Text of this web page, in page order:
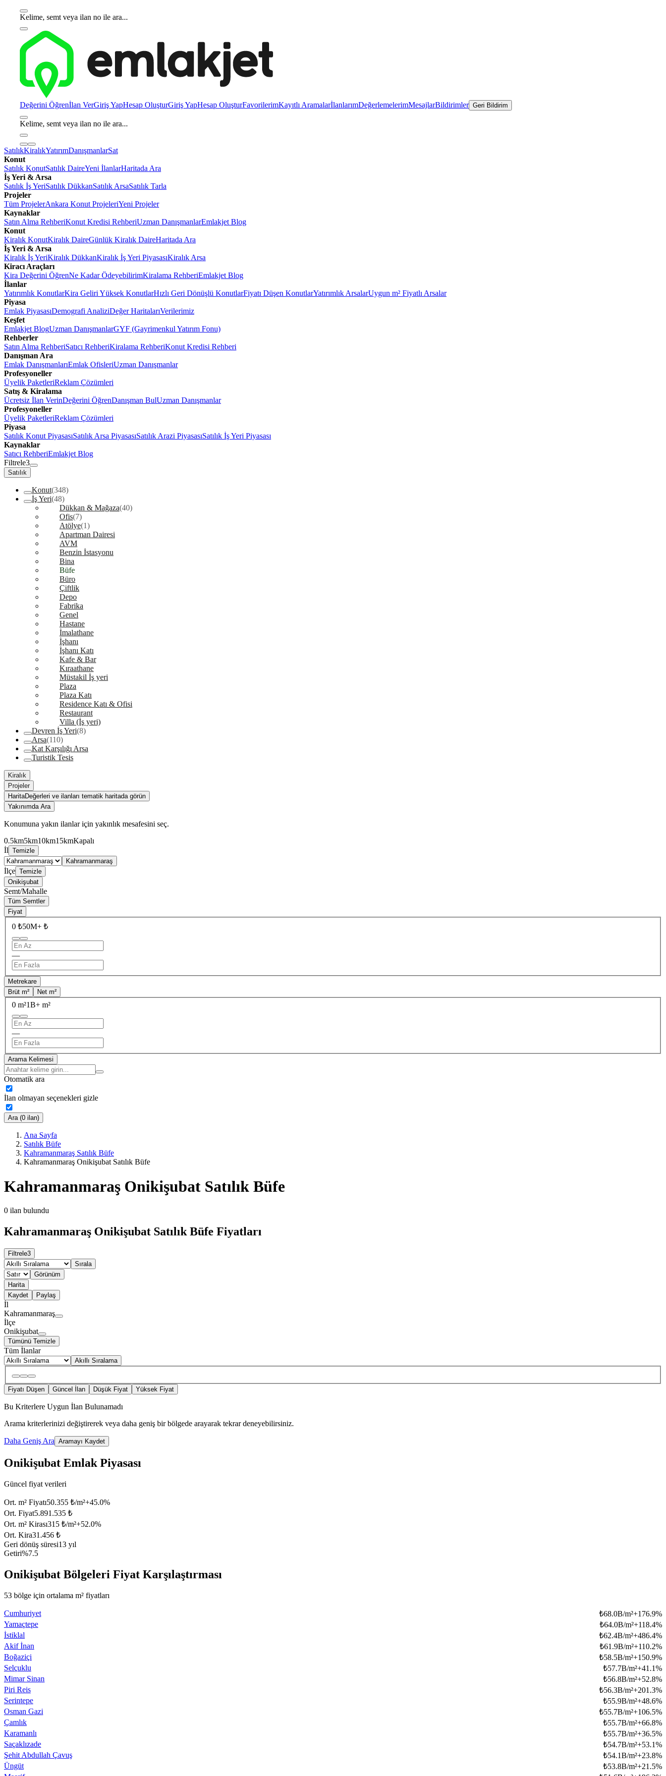
Kelime, semt veya ilan no ile ara...
Değerini Öğrenİlan VerGiriş YapHesap OluşturGiriş YapHesap OluşturFavorilerimKayıtlı AramalarİlanlarımDeğerlemelerimMesajlarBildirimler Geri Bildirim
Kelime, semt veya ilan no ile ara...
SatılıkKiralıkYatırımDanışmanlarSat
Konut
Satılık KonutSatılık DaireYeni İlanlarHaritada Ara
İş Yeri & Arsa
Satılık İş YeriSatılık DükkanSatılık ArsaSatılık Tarla
Projeler
Tüm ProjelerAnkara Konut ProjeleriYeni Projeler
Kaynaklar
Satın Alma RehberiKonut Kredisi RehberiUzman DanışmanlarEmlakjet Blog
Konut
Kiralık KonutKiralık DaireGünlük Kiralık DaireHaritada Ara
İş Yeri & Arsa
Kiralık İş YeriKiralık DükkanKiralık İş Yeri PiyasasıKiralık Arsa
Kiracı Araçları
Kira Değerini ÖğrenNe Kadar ÖdeyebilirimKiralama RehberiEmlakjet Blog
İlanlar
Yatırımlık KonutlarKira Geliri Yüksek KonutlarHızlı Geri Dönüşlü KonutlarFiyatı Düşen KonutlarYatırımlık ArsalarUygun m² Fiyatlı Arsalar
Piyasa
Emlak PiyasasıDemografi AnaliziDeğer HaritalarıVerilerimiz
Keşfet
Emlakjet BlogUzman DanışmanlarGYF (Gayrimenkul Yatırım Fonu)
Rehberler
Satın Alma RehberiSatıcı RehberiKiralama RehberiKonut Kredisi Rehberi
Danışman Ara
Emlak DanışmanlarıEmlak OfisleriUzman Danışmanlar
Profesyoneller
Üyelik PaketleriReklam Çözümleri
Satış & Kiralama
Ücretsiz İlan VerinDeğerini ÖğrenDanışman BulUzman Danışmanlar
Profesyoneller
Üyelik PaketleriReklam Çözümleri
Piyasa
Satılık Konut PiyasasıSatılık Arsa PiyasasıSatılık Arazi PiyasasıSatılık İş Yeri Piyasası
Kaynaklar
Satıcı RehberiEmlakjet Blog
Filtrele3
Satılık
Konut(348)
İş Yeri(48)
Dükkan & Mağaza(40)
Ofis(7)
Atölye(1)
Apartman Dairesi
AVM
Benzin İstasyonu
Bina
Büfe
Büro
Çiftlik
Depo
Fabrika
Genel
Hastane
İmalathane
İşhanı
İşhanı Katı
Kafe & Bar
Kıraathane
Müstakil İş yeri
Plaza
Plaza Katı
Residence Katı & Ofisi
Restaurant
Villa (İş yeri)
Devren İş Yeri(8)
Arsa(110)
Kat Karşılığı Arsa
Turistik Tesis
Kiralık
Projeler
HaritaDeğerleri ve ilanları tematik haritada görün
Yakınımda Ara
Konumuna yakın ilanlar için yakınlık mesafesini seç.
0.5km5km10km15kmKapalı
İl Temizle
Kahramanmaraş
İlçe Temizle
Onikişubat
Semt/Mahalle
Tüm Semtler
Fiyat
0 ₺50M+ ₺
—
Metrekare
Brüt m²
Net m²
0 m²1B+ m²
—
Arama Kelimesi
Otomatik ara
İlan olmayan seçenekleri gizle
Ara (0 ilan)
Ana Sayfa
Satılık Büfe
Kahramanmaraş Satılık Büfe
Kahramanmaraş Onikişubat Satılık Büfe
Kahramanmaraş Onikişubat Satılık Büfe
0 ilan bulundu
Kahramanmaraş Onikişubat Satılık Büfe Fiyatları
Filtrele3
Sırala
Görünüm
Harita
Kaydet
Paylaş
İl
Kahramanmaraş
İlçe
Onikişubat
Tümünü Temizle
Tüm İlanlar
Akıllı Sıralama
Fiyatı Düşen Güncel İlan Düşük Fiyat Yüksek Fiyat
Bu Kriterlere Uygun İlan Bulunamadı
Arama kriterlerinizi değiştirerek veya daha geniş bir bölgede arayarak tekrar deneyebilirsiniz.
Daha Geniş Ara Aramayı Kaydet
Onikişubat Emlak Piyasası
Güncel fiyat verileri
Ort. m² Fiyatı50.355 ₺/m²+45.0%
Ort. Fiyat5.891.535 ₺
Ort. m² Kirası315 ₺/m²+52.0%
Ort. Kira31.456 ₺
Geri dönüş süresi13 yıl
Getiri%7.5
Onikişubat Bölgeleri Fiyat Karşılaştırması
53 bölge için ortalama m² fiyatları
Cumhuriyet ₺68.0B/m²+176.9%
Yamaçtepe
₺64.0B/m²+118.4%
İstiklal
₺62.4B/m²+486.4%
Akif İnan
₺61.9B/m²+110.2%
Boğaziçi
₺58.5B/m²+150.9%
Selçuklu
₺57.7B/m²+41.1%
Mimar Sinan
₺56.8B/m²+52.8%
Piri Reis
₺56.3B/m²+201.3%
Serintepe
₺55.9B/m²+48.6%
Osman Gazi
₺55.7B/m²+106.5%
Çamlık
₺55.7B/m²+66.8%
Karamanlı
₺55.7B/m²+36.5%
Saçaklızade
₺54.7B/m²+53.1%
Şehit Abdullah Çavuş
₺54.1B/m²+23.8%
Üngüt
₺53.8B/m²+21.5%